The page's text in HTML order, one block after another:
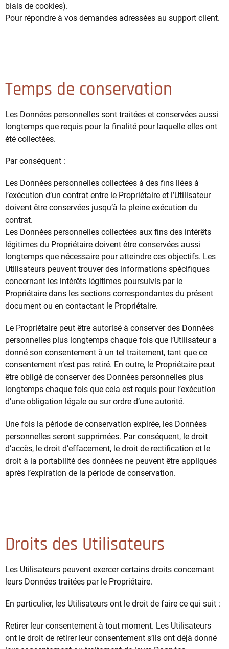
biais de cookies).
Pour répondre à vos demandes adressées au support client.
Temps de conservation
Les Données personnelles sont traitées et conservées aussi
longtemps que requis pour la finalité pour laquelle elles ont
été collectées.
Par conséquent :
Les Données personnelles collectées à des fins liées à
l’exécution d’un contrat entre le Propriétaire et l’Utilisateur
doivent être conservées jusqu’à la pleine exécution du
contrat.
Les Données personnelles collectées aux fins des intérêts
légitimes du Propriétaire doivent être conservées aussi
longtemps que nécessaire pour atteindre ces objectifs. Les
Utilisateurs peuvent trouver des informations spécifiques
concernant les intérêts légitimes poursuivis par le
Propriétaire dans les sections correspondantes du présent
document ou en contactant le Propriétaire.
Le Propriétaire peut être autorisé à conserver des Données
personnelles plus longtemps chaque fois que l’Utilisateur a
donné son consentement à un tel traitement, tant que ce
consentement n’est pas retiré. En outre, le Propriétaire peut
être obligé de conserver des Données personnelles plus
longtemps chaque fois que cela est requis pour l’exécution
d’une obligation légale ou sur ordre d’une autorité.
Une fois la période de conservation expirée, les Données
personnelles seront supprimées. Par conséquent, le droit
d’accès, le droit d’effacement, le droit de rectification et le
droit à la portabilité des données ne peuvent être appliqués
après l’expiration de la période de conservation.
Droits des Utilisateurs
Les Utilisateurs peuvent exercer certains droits concernant
leurs Données traitées par le Propriétaire.
En particulier, les Utilisateurs ont le droit de faire ce qui suit :
Retirer leur consentement à tout moment. Les Utilisateurs
ont le droit de retirer leur consentement s’ils ont déjà donné